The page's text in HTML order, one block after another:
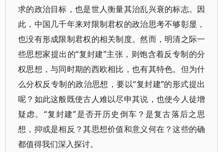
求的政治目标，也是世人衡量其治乱兴衰的标志。因
此，中国几千年来对限制君权的政治思考不够彰显，
也没有形成限制君权的相关制度。然而，明清之际一
些思想家提出的“复封建”主张，则饱含着反专制的分
权思想，与同时期的西欧相比，也有其特色。但为什
么分权反专制的政治思想，要以“复封建”的形式提出
呢？如此这般既使古人难以尽申其说，也使今人徒增
疑虑。“复封建”是否开历史倒车？是复古落后之思
想，抑或是相反？其思想价值和意义何在？这些的确
都值得我们深入探讨。